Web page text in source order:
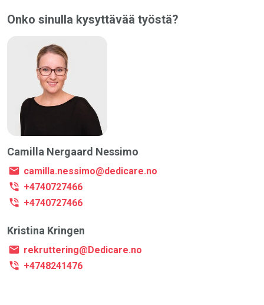
Onko sinulla kysyttävää työstä?
Camilla Nergaard Nessimo
camilla.nessimo@dedicare.no
+4740727466
+4740727466
Kristina Kringen
rekruttering@Dedicare.no
+4748241476